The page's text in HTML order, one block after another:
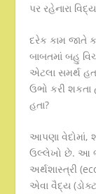
પર રહેનારા
દરેક કામ
બાબતમાં બહુ
એટલા સમર્થ
ઉભો કરી
હતા?
આપણા વેદોમાં,
ઉલ્લેખો છે. આ
અર્થશાસ્ત્રી
એવા વૈદ્ય